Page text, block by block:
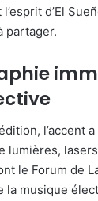
d’El
partager.
l’accent
lumières,
le Forum de
la musique